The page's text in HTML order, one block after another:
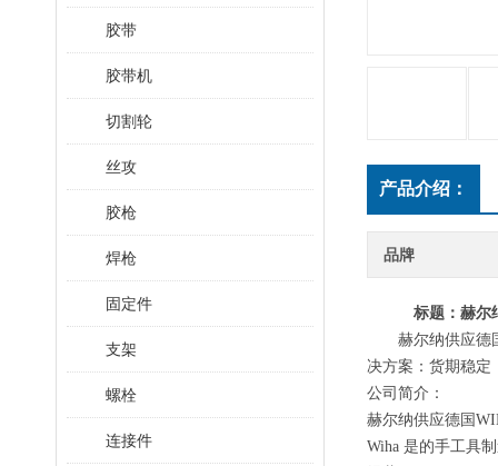
胶带
胶带机
切割轮
丝攻
胶枪
焊枪
固定件
支架
螺栓
连接件
产品介绍：
品牌
标题 ：赫
赫尔纳供应德
决方案：货期稳定
公司简介：
赫尔纳供应德国
Wiha 是的手工具